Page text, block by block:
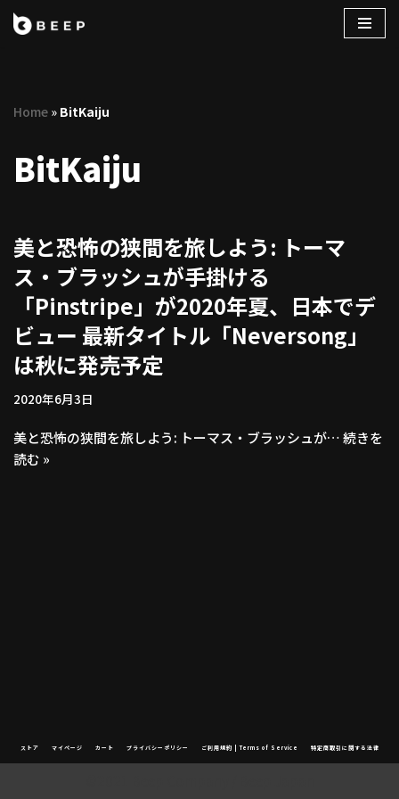
ン
へ
ス
プ
Home » BitKaiju
BitKaiju
美と恐怖の狭間を旅しよう: トーマ
ス・ブラッシュが手掛ける
「Pinstripe」が2020年夏、日本でデ
ビュー 最新タイトル「Neversong」
は秋に発売予定
2020年6月3日
美と恐怖の狭間を旅しよう: トーマス・ブラッシュが…続きを
読む »
ストア マイページ カート プライバシーポリシー ご利用規約 | Terms of Service 特定商取引に関する法律